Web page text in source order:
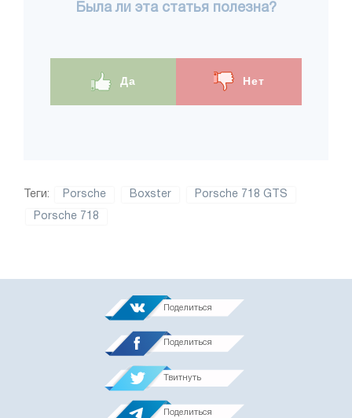
Была ли эта статья полезна?
Да Нет
Теги: Porsche Boxster Porsche 718 GTS
Porsche 718
Поделиться
Поделиться
Твитнуть
Поделиться